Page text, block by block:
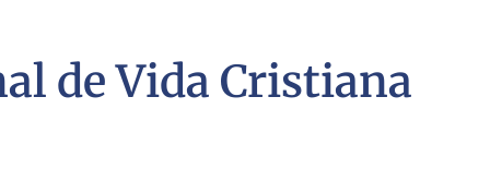
de Vida Cristiana